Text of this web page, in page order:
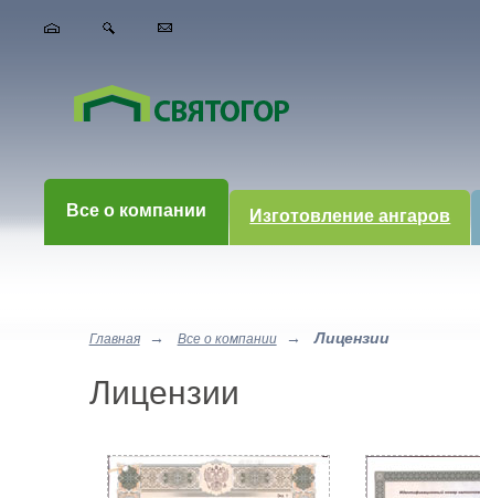
Все о компании Изготовление ангаров
Главная→ Все о компании→Лицензии
Лицензии